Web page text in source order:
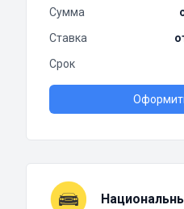
Сумма
Ставка
Срок